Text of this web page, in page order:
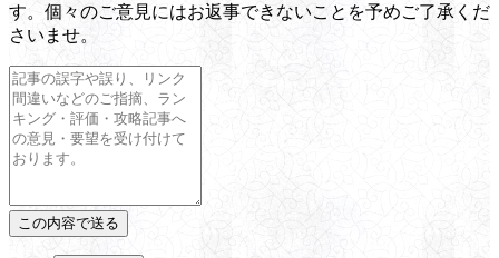
す。個々のご意見にはお返事できないことを予めご了承くだ
さいませ。